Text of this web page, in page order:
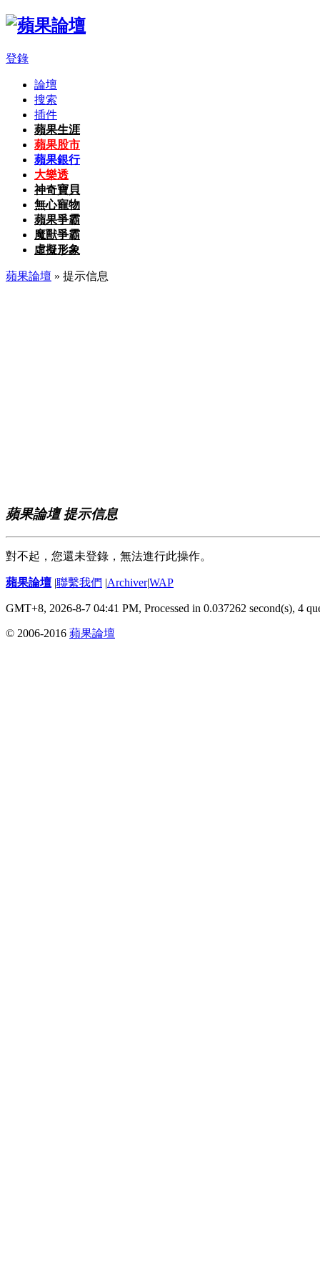
登錄
論壇
搜索
插件
蘋果生涯
蘋果股市
蘋果銀行
大樂透
神奇寶貝
無心寵物
蘋果爭霸
魔獸爭霸
虛擬形象
蘋果論壇 » 提示信息
蘋果論壇 提示信息
對不起，您還未登錄，無法進行此操作。
蘋果論壇 |聯繫我們 |Archiver|WAP
GMT+8, 2026-8-7 04:41 PM, Processed in 0.037262 second(s), 4
© 2006-2016 蘋果論壇